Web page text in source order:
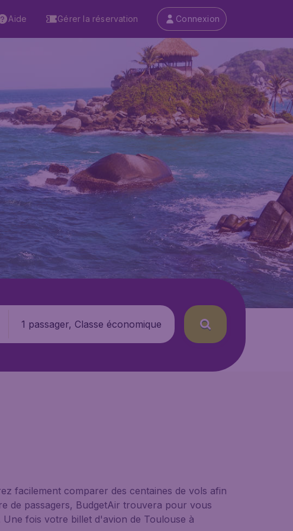
Aide Gérer la réservation Connexion
1 passager, Classe économique
facilement comparer des centaines de vols afin
de passagers, BudgetAir trouvera pour vous
fois votre billet d'avion de Toulouse à